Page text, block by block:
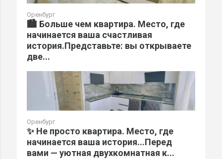
Оренбург
🏙️ Больше чем квартира. Место, где
начинается ваша счастливая
история.Представьте: вы открываете
две...
Оренбург
✨ Не просто квартира. Место, где
начинается ваша история...Перед
вами — уютная двухкомнатная к...